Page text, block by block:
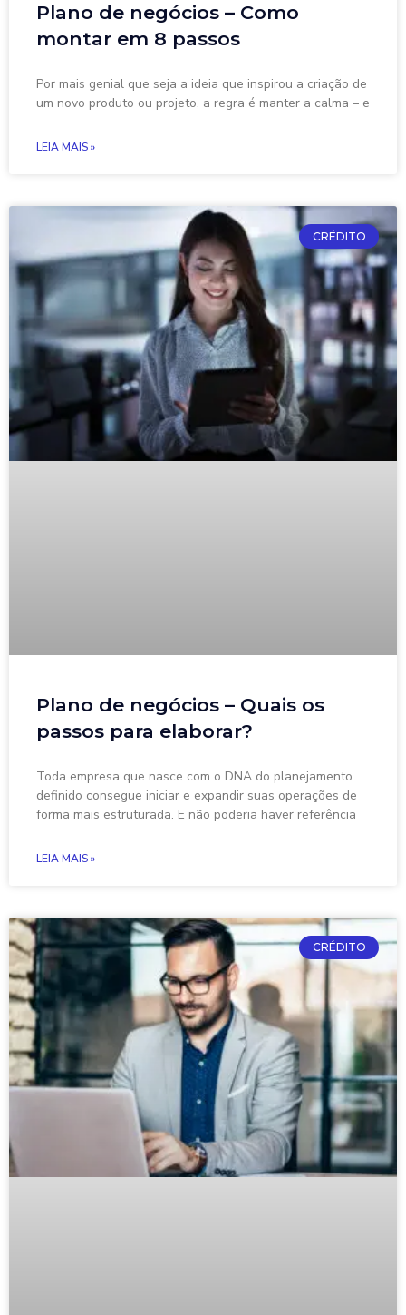
Plano de negócios – Como
montar em 8 passos
Por mais genial que seja a ideia que inspirou a criação de
um novo produto ou projeto, a regra é manter a calma – e
LEIA MAIS »
CRÉDITO
Plano de negócios – Quais os
passos para elaborar?
Toda empresa que nasce com o DNA do planejamento
definido consegue iniciar e expandir suas operações de
forma mais estruturada. E não poderia haver referência
LEIA MAIS »
CRÉDITO